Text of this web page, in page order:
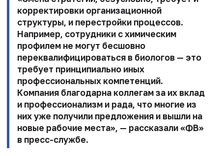
корректировки организационной
структуры, и перестройки процессов.
Например, сотрудники с химическим
профилем не могут бесшовно
переквалифицироваться в биологов — это
требует принципиально иных
профессиональных компетенций.
Компания благодарна коллегам за их вклад
и профессионализм и рада, что многие из
них уже получили предложения и вышли на
новые рабочие места», — рассказали «ФВ»
в пресс-службе.